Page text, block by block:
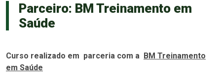
Parceiro: BM Treinamento em
Saúde
Curso realizado em parceria com a BM Treinamento
em Saúde